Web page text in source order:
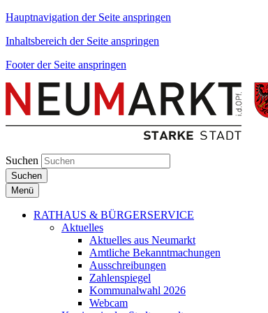
Hauptnavigation der Seite anspringen
Inhaltsbereich der Seite anspringen
Footer der Seite anspringen
Suchen
Suchen
Menü
RATHAUS & BÜRGERSERVICE
Aktuelles
Aktuelles aus Neumarkt
Amtliche Bekanntmachungen
Ausschreibungen
Zahlenspiegel
Kommunalwahl 2026
Webcam